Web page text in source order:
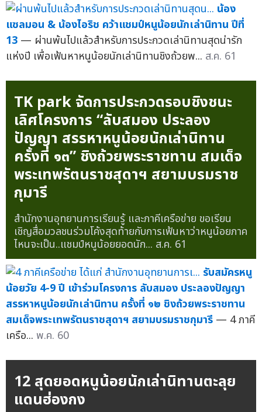
น้อง
แซลมอน & น้องไอริช คว้าแชมป์หนูน้อยนักเล่านิทาน ปีที่
13 — ผ่านพ้นไปแล้วสำหรับการประกวดเล่านิทานสุดน่ารัก
แห่งปี เพื่อเฟ้นหาหนูน้อยนักเล่านิทานชิงถ้วยพ... ส.ค. 61
TK park จัดการประกวดรอบชิงชนะ
เลิศโครงการ “ลับสมอง ประลอง
ปัญญา สรรหาหนูน้อยนักเล่านิทาน
ครั้งที่ ๑๓” ชิงถ้วยพระราชทาน สมเด็จ
พระเทพรัตนราชสุดาฯ สยามบรมราช
กุมารี
สำนักงานอุทยานการเรียนรู้ และภาคีเครือข่าย ขอเรียน
เชิญสื่อมวลชนร่วมโค้งสุดท้ายกับการเฟ้นหาว่าหนูน้อยภาค
ไหนจะเป็น..แชมป์หนูน้อยยอดนัก... ส.ค. 61
รับสมัครหนู
น้อยวัย 4-9 ปี เข้าร่วมโครงการ ลับสมอง ประลองปัญญา
สรรหาหนูน้อยนักเล่านิทาน ครั้งที่ ๑๒ ชิงถ้วยพระราชทาน
สมเด็จพระเทพรัตนราชสุดาฯ สยามบรมราชกุมารี — 4 ภาคี
เครือ... พ.ค. 60
12 สุดยอดหนูน้อยนักเล่านิทานตะลุย
แดนฮ่องกง